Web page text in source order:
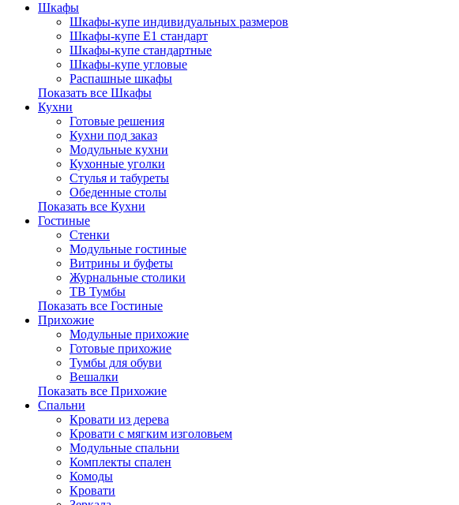
Шкафы
Шкафы-купе индивидуальных размеров
Шкафы-купе Е1 стандарт
Шкафы-купе стандартные
Шкафы-купе угловые
Распашные шкафы
Показать все Шкафы
Кухни
Готовые решения
Кухни под заказ
Модульные кухни
Кухонные уголки
Стулья и табуреты
Обеденные столы
Показать все Кухни
Гостиные
Стенки
Модульные гостиные
Витрины и буфеты
Журнальные столики
ТВ Тумбы
Показать все Гостиные
Прихожие
Модульные прихожие
Готовые прихожие
Тумбы для обуви
Вешалки
Показать все Прихожие
Спальни
Кровати из дерева
Кровати с мягким изголовьем
Модульные спальни
Комплекты спален
Комоды
Кровати